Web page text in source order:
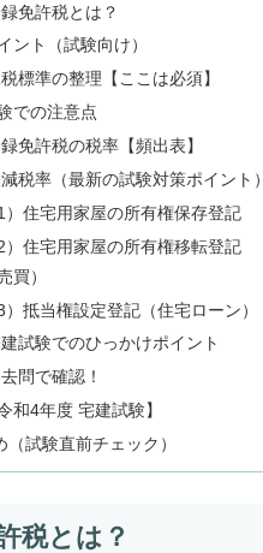
免許税とは？
ント（試験向け）
標準の整理【ここは必須】
での注意点
免許税の税率【頻出表】
税率（最新の試験対策ポイント）
1）住宅用家屋の所有権保存登記
2）住宅用家屋の所有権移転登記
買）
3）抵当権設定登記（住宅ローン）
試験でのひっかけポイント
問で確認！
令和4年度 宅建試験】
（試験直前チェック）
税とは？